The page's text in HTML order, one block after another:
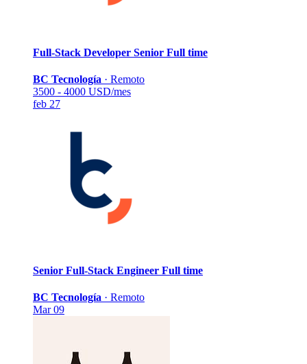
Full-Stack Developer Senior Full time
BC Tecnología · Remoto
3500 - 4000 USD/mes
feb 27
Senior Full-Stack Engineer Full time
BC Tecnología · Remoto
Mar 09